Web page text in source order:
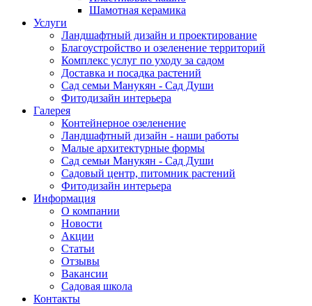
Шамотная керамика
Услуги
Ландшафтный дизайн и проектирование
Благоустройство и озеленение территорий
Комплекс услуг по уходу за садом
Доставка и посадка растений
Сад семьи Манукян - Сад Души
Фитодизайн интерьера
Галерея
Контейнерное озеленение
Ландшафтный дизайн - наши работы
Малые архитектурные формы
Сад семьи Манукян - Сад Души
Садовый центр, питомник растений
Фитодизайн интерьера
Информация
О компании
Новости
Акции
Статьи
Отзывы
Вакансии
Садовая школа
Контакты